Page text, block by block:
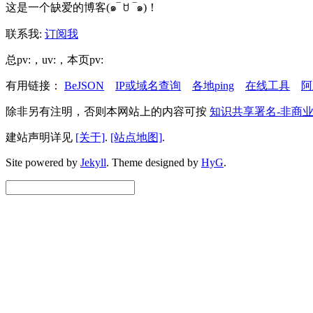
这是一个缺爱的博客(๑‾ ꇴ ‾๑)！
联系我: 订阅我
总pv: ，uv: ，本页pv:
有用链接： BeJSON IP或域名查询 各地ping 在线工具
除非另有注明，否则本网站上的内容可按 知识共享署名-非商
建站声明详见 [关于]. [站点地图].
Site powered by Jekyll. Theme designed by HyG.